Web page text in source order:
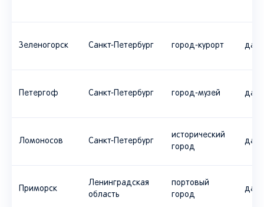
Зеленогорск Санкт-Петербург город-курорт да
Петергоф Санкт-Петербург город-музей да
Ломоносов Санкт-Петербург
исторический
город
да
Приморск
Ленинградская
область
портовый
город
да